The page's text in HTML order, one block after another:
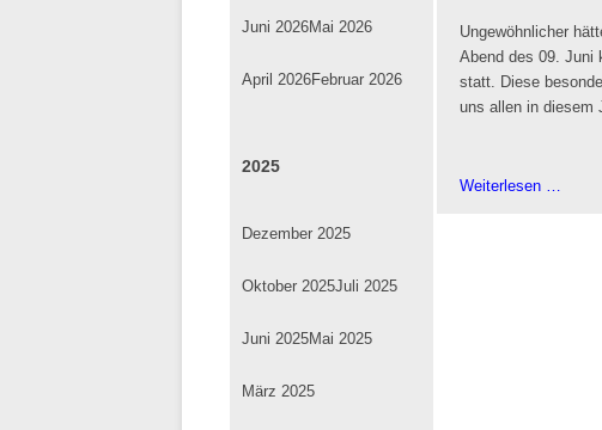
Ungewöhnlicher
Abend des 09. Juni
statt. Diese
uns allen in diesem
Weiterlesen …
Juni 2026Mai 2026
April 2026Februar 2026
2025
Dezember 2025
Oktober 2025Juli 2025
Juni 2025Mai 2025
März 2025